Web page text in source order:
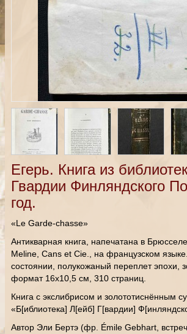
Егерь. Книга из
Гвардии Финляндского
год.
«Le Garde-chasse»
Антикварная книга, напечатана в
Meline, Cans et Cie., на французском
состоянии, полукожаный переплет эпохи,
формат 16х10,5 см, 310 страниц.
Книга с экслибрисом и золототиснённым
«Б[иблиотека] Л[ейб] Г[вардии]
Автор Эли Бертэ (фр. Émile Gebhart,